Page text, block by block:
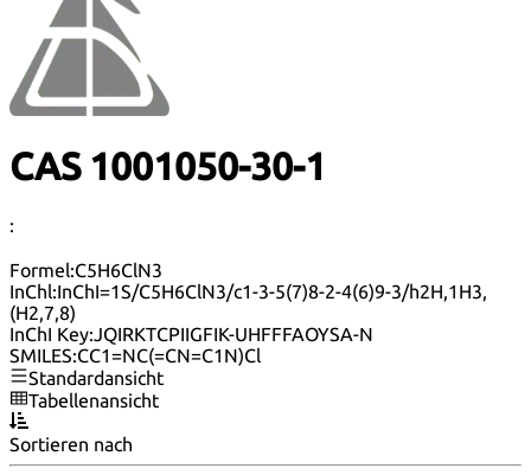
CAS 1001050-30-1
:
Formel:C5H6ClN3
InChl:InChI=1S/C5H6ClN3/c1-3-5(7)8-2-4(6)9-3/h2H,1H3,
(H2,7,8)
InChI Key: JQIRKTCPIIGFIK-UHFFFAOYSA-N
SMILES:CC1=NC(=CN=C1N)Cl
Standardansicht
Tabellenansicht
Sortieren nach